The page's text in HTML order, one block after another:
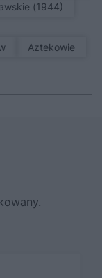
(1944)
Aztekowie